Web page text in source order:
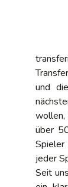
und
wollen,
über
Spieler
jeder
Seit